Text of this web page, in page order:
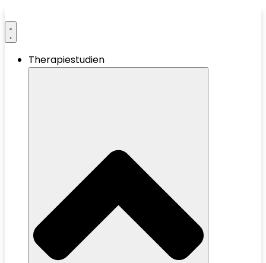
Therapiestudien